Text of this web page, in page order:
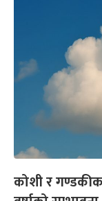
कोशी र